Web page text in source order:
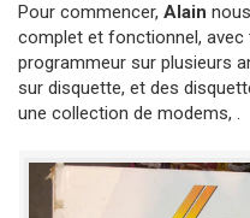
Pour commencer, Alain
complet et fonctionnel,
programmeur sur plusieurs
sur disquette, et des
une collection de modems, .